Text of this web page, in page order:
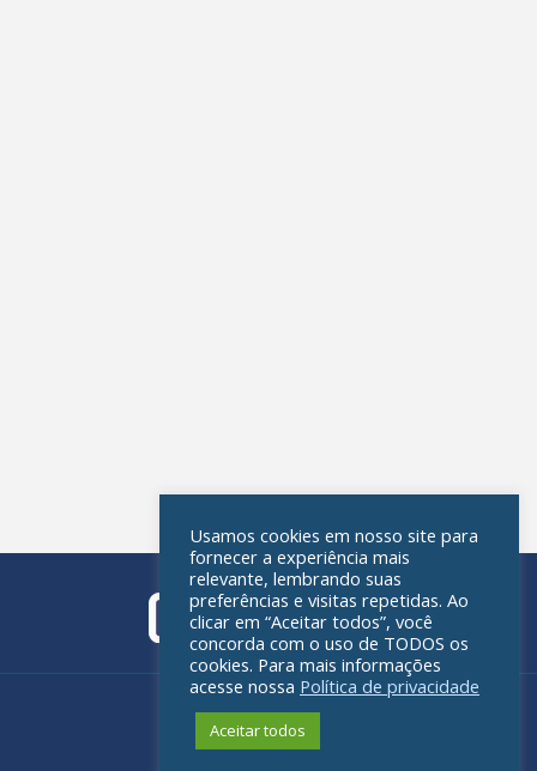
Política de privacidade
Usamos cookies em nosso site para
fornecer a experiência mais
relevante, lembrando suas
preferências e visitas repetidas. Ao
clicar em “Aceitar todos”, você
concorda com o uso de TODOS os
cookies. Para mais informações
acesse nossa Política de privacidade
Aceitar todos